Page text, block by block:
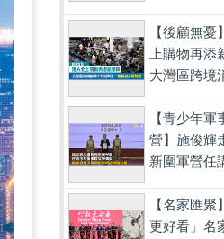
【後顧無憂
上購物再添
大灣區跨境
【青少年軍
營】施俊輝
新圍軍營任
【名家匯聚
更好看」名